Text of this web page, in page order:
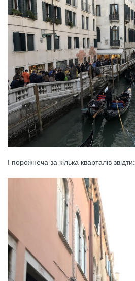
І порожнеча за кілька кварталів звідти: